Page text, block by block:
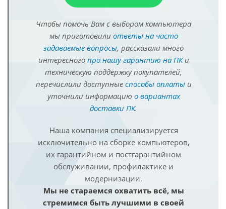
Чтобы помочь Вам с выбором компьютера
мы приготовили ответы на часто
задаваемые вопросы, рассказали много
интересного про нашу гарантию на ПКи
техническую поддержку покупателей,
перечислили доступные способы оплатыи
уточнили информацию о вариантах
доставки ПК.
Наша компания специализируется
исключительно на сборке компьютеров,
их гарантийном и постгарантийном
обслуживании, профилактике и
модернизации.
Мы не стараемся охватить всё, мы
стремимся быть лучшими в своей